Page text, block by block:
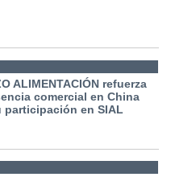
ALIMENTACIÓN refuerza
comercial en China
participación en SIAL